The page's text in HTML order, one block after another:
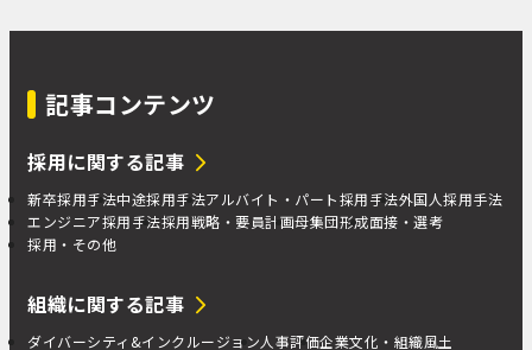
記事コンテンツ
採用に関する記事
新卒採用手法中途採用手法アルバイト・パート採用手法外国人採用手法
エンジニア採用手法採用戦略・要員計画母集団形成面接・選考
採用・その他
組織に関する記事
ダイバーシティ&インクルージョン人事評価企業文化・組織風土